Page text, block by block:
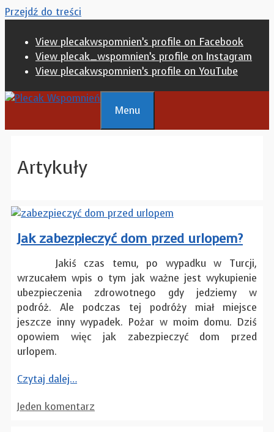
Przejdź do treści
View plecakwspomnien’s profile on Facebook
View plecak_wspomnien’s profile on Instagram
View plecakwspomnien’s profile on YouTube
Menu
Artykuły
Jak zabezpieczyć dom przed urlopem?
Jakiś czas temu, po wypadku w Turcji,
wrzucałem wpis o tym jak ważne jest wykupienie
ubezpieczenia zdrowotnego gdy jedziemy w
podróż. Ale podczas tej podróży miał miejsce
jeszcze inny wypadek. Pożar w moim domu. Dziś
opowiem więc jak zabezpieczyć dom przed
urlopem.
Czytaj dalej…
Jeden komentarz